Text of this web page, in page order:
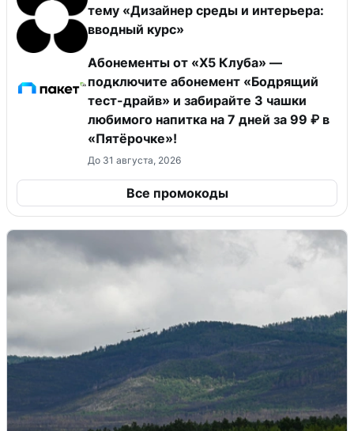
тему «Дизайнер среды и интерьера:
вводный курс»
Абонементы от «Х5 Клуба» —
подключите абонемент «Бодрящий
тест-драйв» и забирайте 3 чашки
любимого напитка на 7 дней за 99 ₽ в
«Пятёрочке»!
До 31 августа, 2026
Все промокоды